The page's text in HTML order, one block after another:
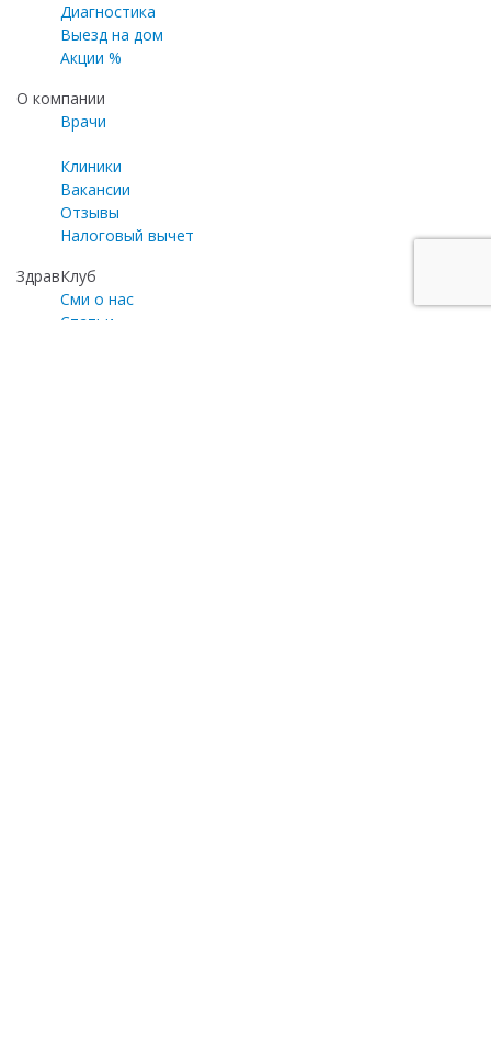
Диагностика
Выезд на дом
Акции %
О компании
Врачи
Клиники
Вакансии
Отзывы
Налоговый вычет
ЗдравКлуб
Сми о нас
Статьи